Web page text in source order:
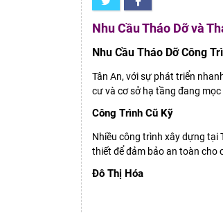
Nhu Cầu Tháo Dỡ và
Nhu Cầu Tháo Dỡ Công
Tân An, với sự phát triển
cư và cơ sở hạ tầng đang
Công Trình Cũ Kỹ
Nhiều công trình xây dựng tại
thiết để đảm bảo an toàn cho
Đô Thị Hóa